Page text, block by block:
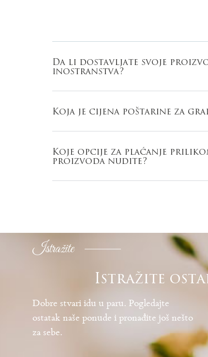
Da li dostavljate svoje
inostranstva?
Koja je cijena poštarine za
Koje opcije za plaćanje
proizvoda nudite?
Istražite
Istražite
Dobre stvari idu u paru. Pogledajte
ostatak naše ponude i pronađite još nešto
za sebe.